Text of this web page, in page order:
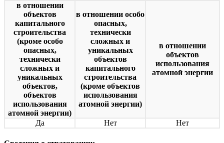
в отношении
объектов
капитального
строительства
(кроме особо
опасных,
технически
сложных и
уникальных
объектов,
объектов
использования
атомной энергии)
в отношении особо
опасных,
технически
сложных и
уникальных
объектов
капитального
строительства
(кроме объектов
использования
атомной энергии)
в отношении
объектов
использования
атомной энергии
Да Нет Нет